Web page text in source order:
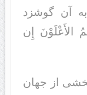
آن گوشزد
الأَعْلَوْنَ إِن
از جهان